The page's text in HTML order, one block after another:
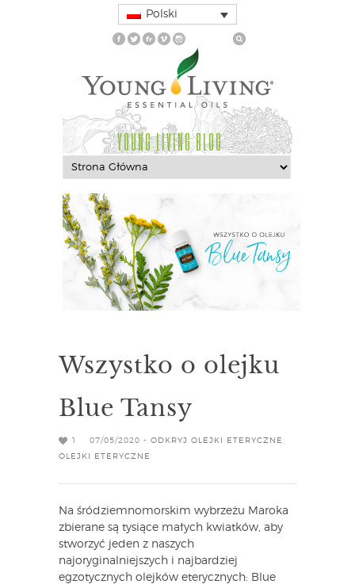
Polski
YOUNG LIVING BLOG
Wszystko o olejku
Blue Tansy
1 07/05/2020 - ODKRYJ OLEJKI ETERYCZNE
OLEJKI ETERYCZNE
Na śródziemnomorskim wybrzeżu Maroka
zbierane są tysiące małych kwiatków, aby
stworzyć jeden z naszych
najoryginalniejszych i najbardziej
egzotycznych olejków eterycznych: Blue